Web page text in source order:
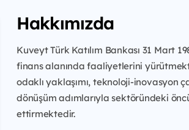
Hakkımızda
Kuveyt Türk Katılım Bankası 31 Mart
finans alanında faaliyetlerini
odaklı yaklaşımı, teknoloji-inovasyon
dönüşüm adımlarıyla sektöründeki
ettirmektedir.